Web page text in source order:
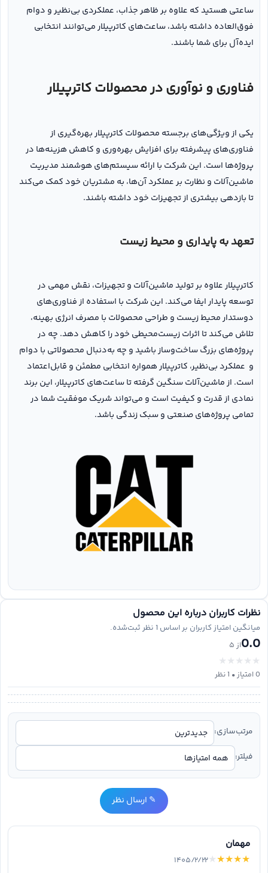
ساعتی هستید که علاوه بر ظاهر جذاب، عملکردی بی‌نظیر و دوام
فوق‌العاده داشته باشد، ساعت‌های کاترپیلار می‌توانند انتخابی
ایده‌آل برای شما باشند.
فناوری و نوآوری در محصولات کاترپیلار
یکی از ویژگی‌های برجسته محصولات کاترپیلار بهره‌گیری از
فناوری‌های پیشرفته برای افزایش بهره‌وری و کاهش هزینه‌ها در
پروژه‌ها است. این شرکت با ارائه سیستم‌های هوشمند مدیریت
ماشین‌آلات و نظارت بر عملکرد آن‌ها، به مشتریان خود کمک می‌کند
تا بازدهی بیشتری از تجهیزات خود داشته باشند.
تعهد به پایداری و محیط زیست
کاترپیلار علاوه بر تولید ماشین‌آلات و تجهیزات، نقش مهمی در
توسعه پایدار ایفا می‌کند. این شرکت با استفاده از فناوری‌های
دوستدار محیط زیست و طراحی محصولات با مصرف انرژی بهینه،
تلاش می‌کند تا اثرات زیست‌محیطی خود را کاهش دهد. چه در
پروژه‌های بزرگ ساخت‌وساز باشید و چه به‌دنبال محصولاتی با دوام
و عملکرد بی‌نظیر، کاترپیلار همواره انتخابی مطمئن و قابل‌اعتماد
است. از ماشین‌آلات سنگین گرفته تا ساعت‌های کاترپیلار، این برند
نمادی از قدرت و کیفیت است و می‌تواند شریک موفقیت شما در
تمامی پروژه‌های صنعتی و سبک زندگی باشد.
نظرات کاربران درباره این محصول
میانگین امتیاز کاربران بر اساس 1 نظر ثبت‌شده.
0.0از ۵
★ ★ ★ ★ ★
0 امتیاز • 1نظر
مرتب‌سازی:
فیلتر:
✎ ارسال نظر
مهمان
★
★
★
★
★۱۴۰۵/۲/۲۲